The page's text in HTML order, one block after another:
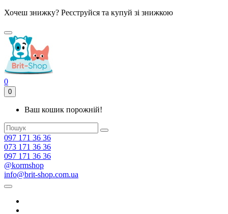
Хочеш знижку? Реєструйся та купуй зі знижкою
0
0
Ваш кошик порожній!
097 171 36 36
073 171 36 36
097 171 36 36
@kormshop
info@brit-shop.com.ua